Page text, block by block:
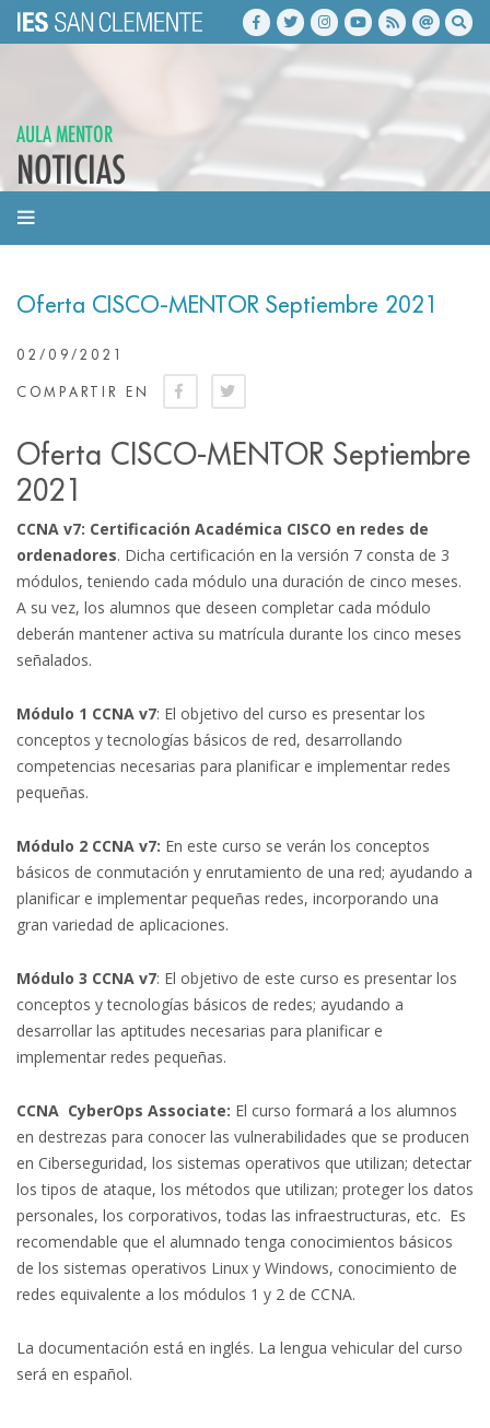
AULA MENTOR
NOTICIAS
Oferta CISCO-MENTOR Septiembre 2021
02/09/2021
COMPARTIR EN
Oferta CISCO-MENTOR Septiembre
2021
CCNA v7: Certificación Académica CISCO en redes de
ordenadores. Dicha certificación en la versión 7 consta de 3
módulos, teniendo cada módulo una duración de cinco meses.
A su vez, los alumnos que deseen completar cada módulo
deberán mantener activa su matrícula durante los cinco meses
señalados.
Módulo 1 CCNA v7: El objetivo del curso es presentar los
conceptos y tecnologías básicos de red, desarrollando
competencias necesarias para planificar e implementar redes
pequeñas.
Módulo 2 CCNA v7: En este curso se verán los conceptos
básicos de conmutación y enrutamiento de una red; ayudando a
planificar e implementar pequeñas redes, incorporando una
gran variedad de aplicaciones.
Módulo 3 CCNA v7: El objetivo de este curso es presentar los
conceptos y tecnologías básicos de redes; ayudando a
desarrollar las aptitudes necesarias para planificar e
implementar redes pequeñas.
CCNA CyberOps Associate: El curso formará a los alumnos
en destrezas para conocer las vulnerabilidades que se producen
en Ciberseguridad, los sistemas operativos que utilizan; detectar
los tipos de ataque, los métodos que utilizan; proteger los datos
personales, los corporativos, todas las infraestructuras, etc. Es
recomendable que el alumnado tenga conocimientos básicos
de los sistemas operativos Linux y Windows, conocimiento de
redes equivalente a los módulos 1 y 2 de CCNA.
La documentación está en inglés. La lengua vehicular del curso
será en español.